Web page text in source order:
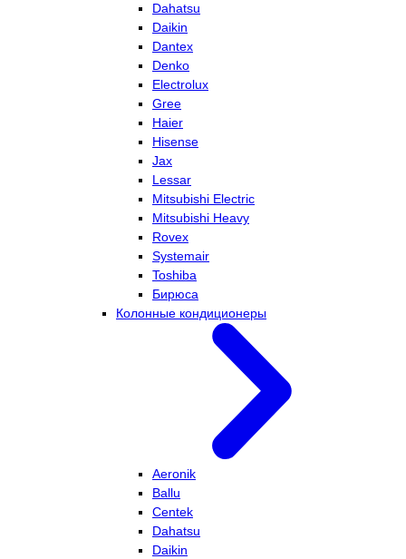
Dahatsu
Daikin
Dantex
Denko
Electrolux
Gree
Haier
Hisense
Jax
Lessar
Mitsubishi Electric
Mitsubishi Heavy
Rovex
Systemair
Toshiba
Бирюса
Колонные кондиционеры
Aeronik
Ballu
Centek
Dahatsu
Daikin